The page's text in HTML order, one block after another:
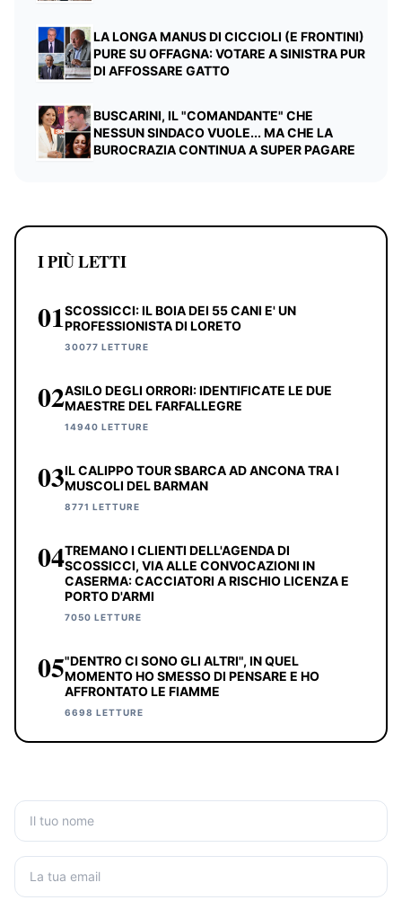
LA LONGA MANUS DI CICCIOLI (E FRONTINI)
PURE SU OFFAGNA: VOTARE A SINISTRA PUR
DI AFFOSSARE GATTO
BUSCARINI, IL "COMANDANTE" CHE
NESSUN SINDACO VUOLE... MA CHE LA
BUROCRAZIA CONTINUA A SUPER PAGARE
I PIÙ LETTI
01SCOSSICCI: IL BOIA DEI 55 CANI E' UN
PROFESSIONISTA DI LORETO
30077 LETTURE
02ASILO DEGLI ORRORI: IDENTIFICATE LE DUE
MAESTRE DEL FARFALLEGRE
14940 LETTURE
03IL CALIPPO TOUR SBARCA AD ANCONA TRA I
MUSCOLI DEL BARMAN
8771 LETTURE
04TREMANO I CLIENTI DELL'AGENDA DI
SCOSSICCI, VIA ALLE CONVOCAZIONI IN
CASERMA: CACCIATORI A RISCHIO LICENZA E
PORTO D'ARMI
7050 LETTURE
05"DENTRO CI SONO GLI ALTRI", IN QUEL
MOMENTO HO SMESSO DI PENSARE E HO
AFFRONTATO LE FIAMME
6698 LETTURE